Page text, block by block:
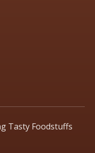
Tasty Foodstuffs